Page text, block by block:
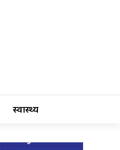
स्वास्थ्य